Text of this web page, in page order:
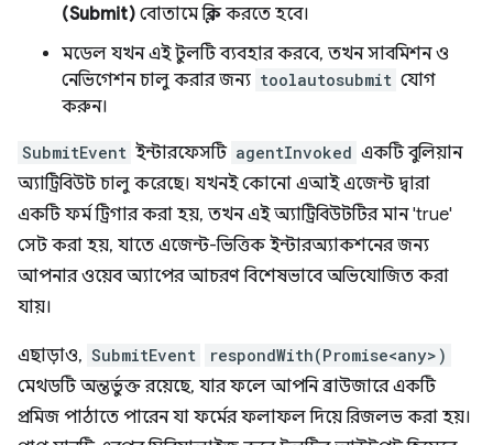
(Submit) বোতামে ক্লিক করতে হবে।
মডেল যখন এই টুলটি ব্যবহার করবে, তখন সাবমিশন ও
নেভিগেশন চালু করার জন্য toolautosubmit যোগ
করুন।
SubmitEvent ইন্টারফেসটি agentInvoked একটি বুলিয়ান
অ্যাট্রিবিউট চালু করেছে। যখনই কোনো এআই এজেন্ট দ্বারা
একটি ফর্ম ট্রিগার করা হয়, তখন এই অ্যাট্রিবিউটটির মান 'true'
সেট করা হয়, যাতে এজেন্ট-ভিত্তিক ইন্টারঅ্যাকশনের জন্য
আপনার ওয়েব অ্যাপের আচরণ বিশেষভাবে অভিযোজিত করা
যায়।
এছাড়াও, SubmitEvent respondWith(Promise<any>)
মেথডটি অন্তর্ভুক্ত রয়েছে, যার ফলে আপনি ব্রাউজারে একটি
প্রমিজ পাঠাতে পারেন যা ফর্মের ফলাফল দিয়ে রিজলভ করা হয়।